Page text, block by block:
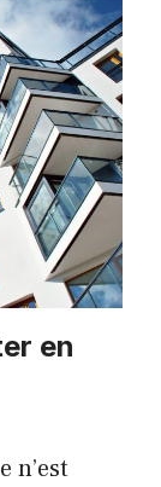
en
n’est